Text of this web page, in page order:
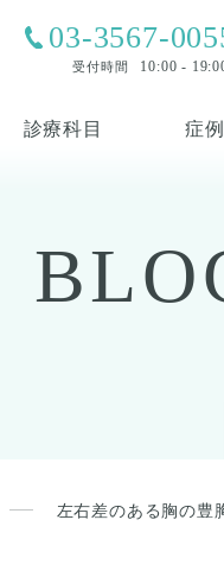
03-3567-
受付時間 10:00 -
診療科目 症
左右差のある胸の豊